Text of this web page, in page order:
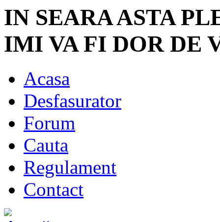
IN SEARA ASTA
IMI VA FI DOR DE
Acasa
Desfasurator
Forum
Cauta
Regulament
Contact